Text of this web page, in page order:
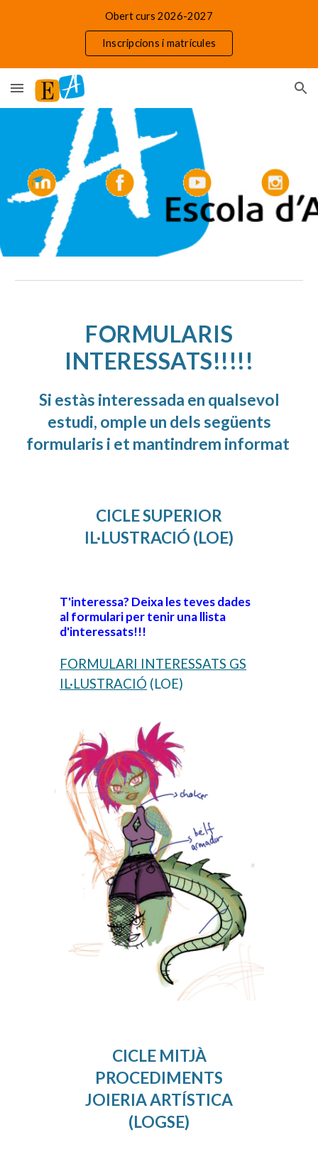
Obert curs 2026-2027
Inscripcions i matrícules
FORMULARIS
INTERESSATS!!!!!
Si estàs interessada en qualsevol
estudi, omple un dels següents
formularis i et mantindrem informat
CICLE SUPERIOR
IL·LUSTRACIÓ (LOE)
T'interessa? Deixa les teves dades
al formulari per tenir una llista
d'interessats!!!
FORMULARI INTERESSATS GS
IL·LUSTRACIÓ (LOE)
CICLE MITJÀ
PROCEDIMENTS
JOIERIA ARTÍSTICA
(LOGSE)